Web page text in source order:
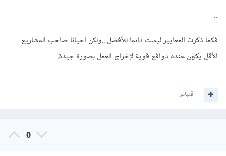
..
فكما ذكرت المعايير ليست دائما للأفضل ..ولكن احيانا صاحب المشاريع
الأقل يكون عنده دوافع قوية لإخراج العمل بصورة جيدة.
اقتباس
0